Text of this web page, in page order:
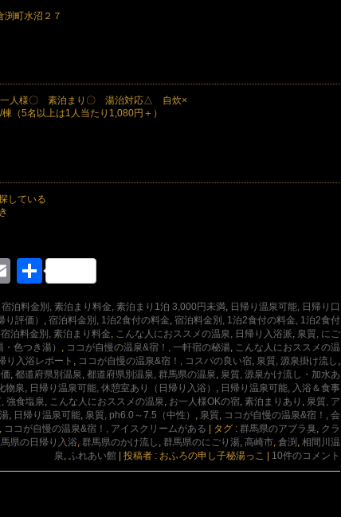
町水沼２７
一人様〇 素泊まり〇 湯治対応△ 自炊×
（5名以上は1人当たり1,080円＋）
している
Email
共
有
宿泊料金別, 素泊まり料金, 素泊まり1泊 3,000円未満, 日帰り温泉可能, 日帰り口
評価） , 宿泊料金別, 1泊2食付の料金, 宿泊料金別, 1泊2食付の料金, 1泊2食付
宿泊料金別, 素泊まり料金, こんな人におススメの温泉, 日帰り入浴派, 泉質, にご
色つき湯） , ココが自慢の温泉&宿！, 一軒宿の秘湯, こんな人におススメの温
り入浴レポート , ココが自慢の温泉&宿！, コスパの良い宿, 泉質, 源泉掛け流し ,
, 都道府県別温泉, 都道府県別温泉, 群馬県の温泉, 泉質, 源泉かけ流し・加水あ
物泉, 日帰り温泉可能, 休憩室あり（日帰り入浴） , 日帰り温泉可能, 入浴＆食事
強食塩泉, こんな人におススメの温泉, お一人様OKの宿, 素泊まりあり , 泉質, ア
, 日帰り温泉可能, 泉質, ph6.0～7.5（中性） , 泉質, ココが自慢の温泉&宿！ , 会
, ココが自慢の温泉&宿！, アイスクリームがある | タグ : 群馬県のアブラ臭, クラ
県の日帰り入浴, 群馬県のかけ流し , 群馬県のにごり湯, 高崎市, 倉渕 , 相間川温
泉, ふれあい館 | 投稿者 : おふろの申し子秘湯っこ | 10件のコメント